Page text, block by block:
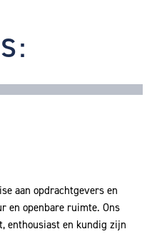
aan opdrachtgevers en
en openbare ruimte. Ons
enthousiast en kundig zijn